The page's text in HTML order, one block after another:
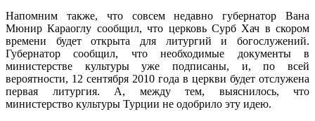
Напомним также, что совсем недавно губернатор Вана
Мюнир Караоглу сообщил, что церковь Сурб Хач в скором
времени будет открыта для литургий и богослужений.
Губернатор сообщил, что необходимые документы в
министерстве культуры уже подписаны, и, по всей
вероятности, 12 сентября 2010 года в церкви будет отслужена
первая литургия. А, между тем, выяснилось, что
министерство культуры Турции не одобрило эту идею.